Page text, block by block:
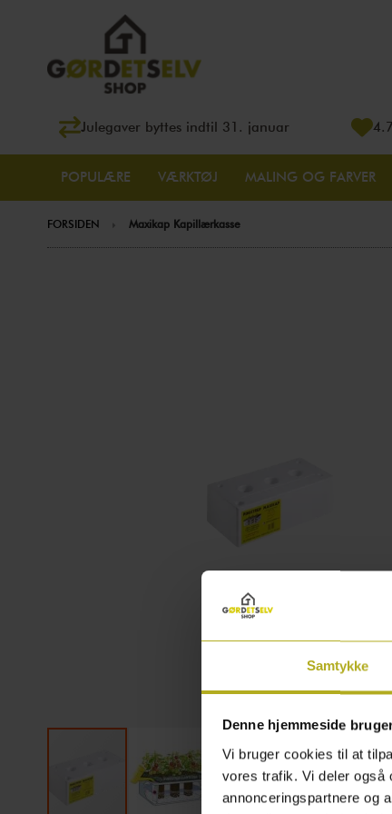
Samtykke
Denne hjemmeside
Vi bruger cookies til at
vores trafik. Vi deler også
annonceringspartnere og
Julegaver byttes indtil 31. januar
POPULÆRE VÆRKTØJ MALING OG FARVER
FORSIDEN Maxikap Kapillærkasse